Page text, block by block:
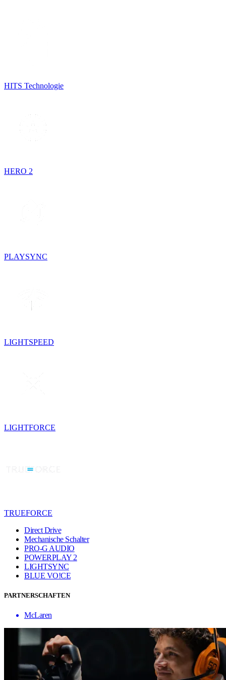
HITS Technologie
HERO 2
PLAYSYNC
LIGHTSPEED
LIGHTFORCE
TRUEFORCE
Direct Drive
Mechanische Schalter
PRO-G AUDIO
POWERPLAY 2
LIGHTSYNC
BLUE VO!CE
PARTNERSCHAFTEN
McLaren